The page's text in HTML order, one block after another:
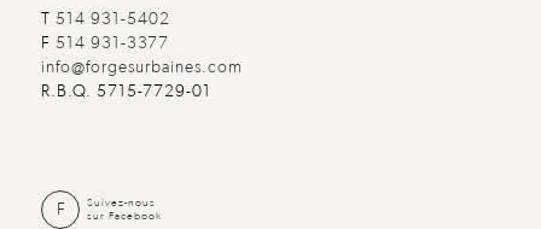
T514 931-5402
F514 931-3377
info@forgesurbaines.com
R.B.Q. 5715-7729-01
F
Suivez-nous
sur Facebook